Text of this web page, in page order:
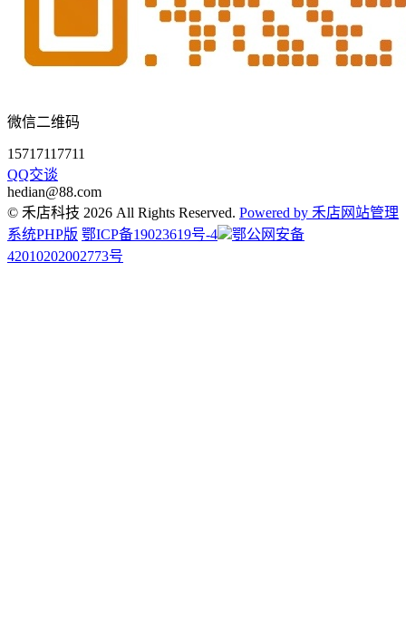
微信二维码
15717117711
QQ交谈
hedian@88.com
© 禾店科技 2026 All Rights Reserved. Powered by 禾店网站管理
系统PHP版 鄂ICP备19023619号-4
鄂公网安备
42010202002773号